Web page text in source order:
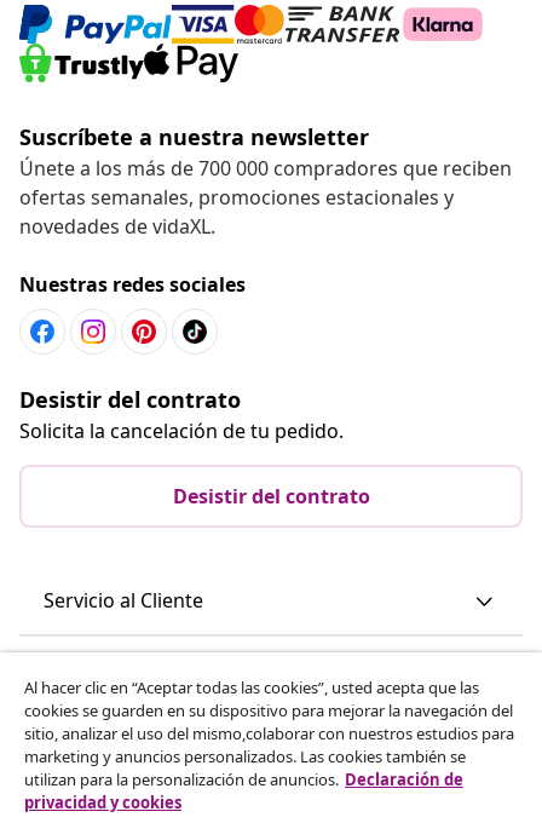
Suscríbete a nuestra newsletter
Únete a los más de 700 000 compradores que reciben
ofertas semanales, promociones estacionales y
novedades de vidaXL.
Nuestras redes sociales
Desistir del contrato
Solicita la cancelación de tu pedido.
Desistir del contrato
Servicio al Cliente
vidaXL
Descubre mas
Al hacer clic en “Aceptar todas las cookies”, usted acepta que las
cookies se guarden en su dispositivo para mejorar la navegación del
sitio, analizar el uso del mismo,colaborar con nuestros estudios para
marketing y anuncios personalizados. Las cookies también se
utilizan para la personalización de anuncios. Declaración de
privacidad y cookies